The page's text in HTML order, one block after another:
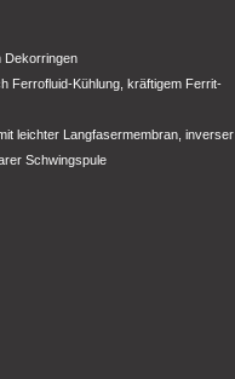
Dekorringen
Ferrofluid-Kühlung, kräftigem Ferrit-
leichter Langfasermembran, inverser
Schwingspule